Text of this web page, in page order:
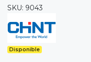
SKU: 9043
Disponible